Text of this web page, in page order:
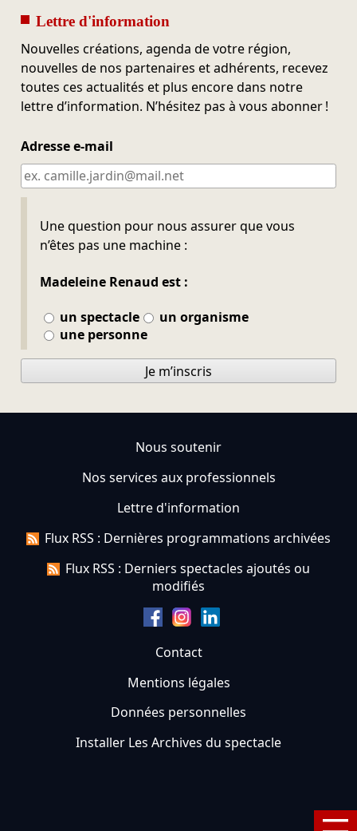
Lettre d'information
Nouvelles créations, agenda de votre région,
nouvelles de nos partenaires et adhérents, recevez
toutes ces actualités et plus encore dans notre
lettre d’information. N’hésitez pas à vous abonner !
Adresse e-mail
Une question pour nous assurer que vous
n’êtes pas une machine :
Madeleine Renaud est :
un spectacle
un organisme
une personne
Ne pas remplir
Je m’inscris
Nous soutenir
Nos services aux professionnels
Lettre d'information
Flux RSS : Dernières programmations archivées
Flux RSS : Derniers spectacles ajoutés ou
modifiés
Contact
Mentions légales
Données personnelles
Installer Les Archives du spectacle